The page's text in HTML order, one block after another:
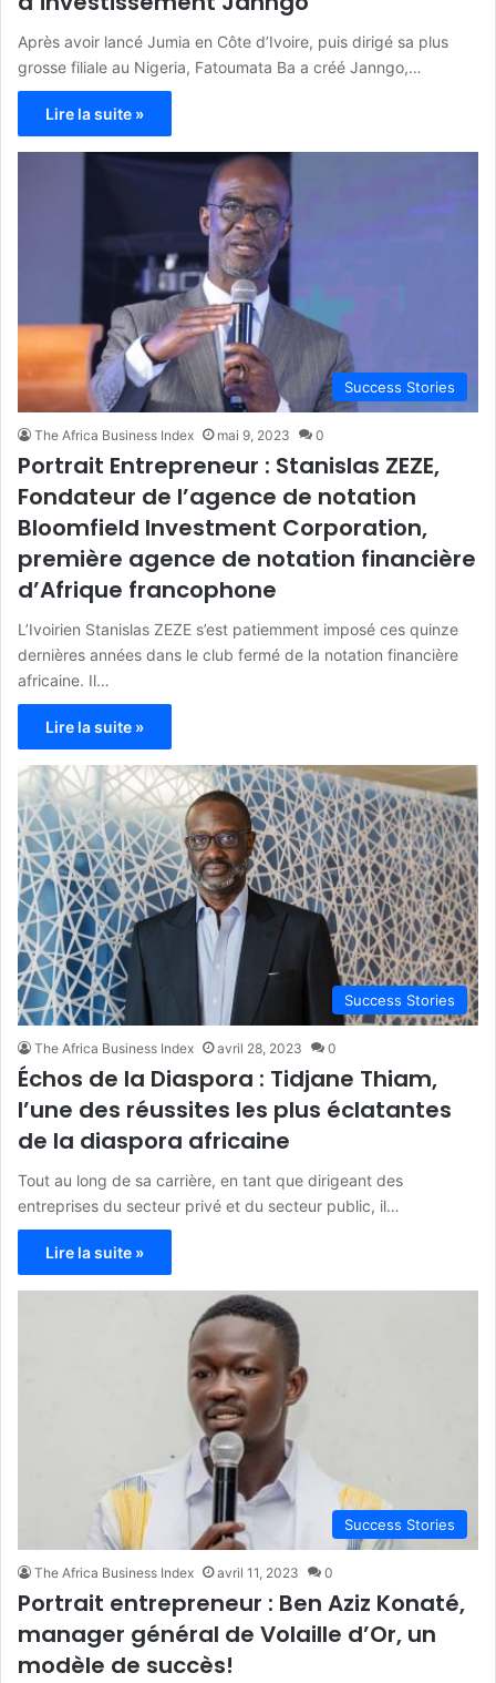
Après avoir lancé Jumia en Côte d’Ivoire, puis dirigé sa plus
grosse filiale au Nigeria, Fatoumata Ba a créé Janngo,…
Lire la suite »
Success Stories
The Africa Business Index mai 9, 2023 0
Portrait Entrepreneur : Stanislas ZEZE,
Fondateur de l’agence de notation
Bloomfield Investment Corporation,
première agence de notation financière
d’Afrique francophone
L’Ivoirien Stanislas ZEZE s’est patiemment imposé ces quinze
dernières années dans le club fermé de la notation financière
africaine. Il…
Lire la suite »
Success Stories
The Africa Business Index avril 28, 2023 0
Échos de la Diaspora : Tidjane Thiam,
l’une des réussites les plus éclatantes
de la diaspora africaine
Tout au long de sa carrière, en tant que dirigeant des
entreprises du secteur privé et du secteur public, il…
Lire la suite »
Success Stories
The Africa Business Index avril 11, 2023 0
Portrait entrepreneur : Ben Aziz Konaté,
manager général de Volaille d’Or, un
modèle de succès!